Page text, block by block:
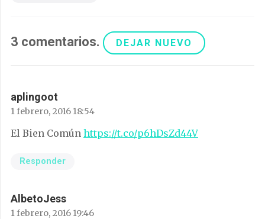
3 comentarios. DEJAR NUEVO
aplingoot
1 febrero, 2016 18:54
El Bien Común https://t.co/p6hDsZd44V
Responder
AlbetoJess
1 febrero, 2016 19:46